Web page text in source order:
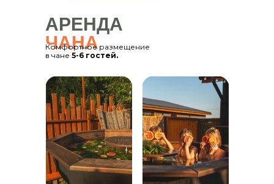
АРЕНДА
ЧАНА
Комфортное размещение
в чане 5-6 гостей.